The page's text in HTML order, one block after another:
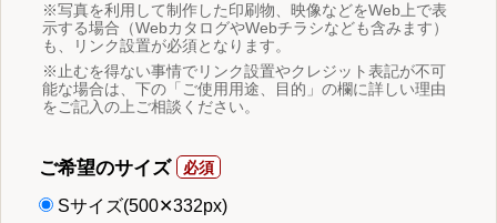
※写真を利用して制作した印刷物、映像などをWeb上で表
示する場合（WebカタログやWebチラシなども含みます）
も、リンク設置が必須となります。
※止むを得ない事情でリンク設置やクレジット表記が不可
能な場合は、下の「ご使用用途、目的」の欄に詳しい理由
をご記入の上ご相談ください。
ご希望のサイズ
Sサイズ(500✕332px)